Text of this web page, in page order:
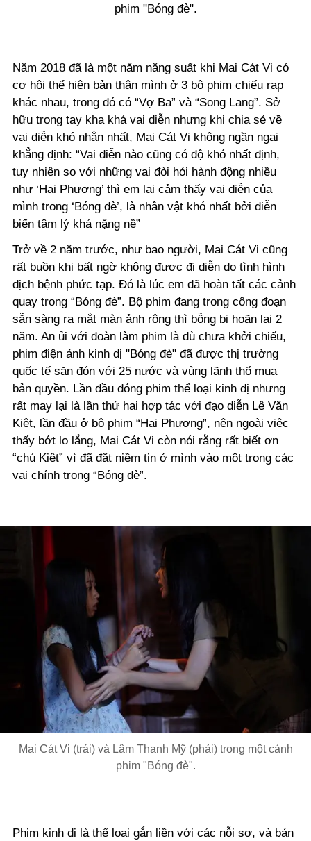
phim "Bóng đè".
Năm 2018 đã là một năm năng suất khi Mai Cát Vi có
cơ hội thể hiện bản thân mình ở 3 bộ phim chiếu rạp
khác nhau, trong đó có “Vợ Ba” và “Song Lang”. Sở
hữu trong tay kha khá vai diễn nhưng khi chia sẻ về
vai diễn khó nhằn nhất, Mai Cát Vi không ngần ngại
khẳng định: “Vai diễn nào cũng có độ khó nhất định,
tuy nhiên so với những vai đòi hỏi hành động nhiều
như ‘Hai Phượng’ thì em lại cảm thấy vai diễn của
mình trong ‘Bóng đè’, là nhân vật khó nhất bởi diễn
biến tâm lý khá nặng nề”
Trở về 2 năm trước, như bao người, Mai Cát Vi cũng
rất buồn khi bất ngờ không được đi diễn do tình hình
dịch bệnh phức tạp. Đó là lúc em đã hoàn tất các cảnh
quay trong “Bóng đè”. Bộ phim đang trong công đoạn
sẵn sàng ra mắt màn ảnh rộng thì bỗng bị hoãn lại 2
năm. An ủi với đoàn làm phim là dù chưa khởi chiếu,
phim điện ảnh kinh dị "Bóng đè" đã được thị trường
quốc tế săn đón với 25 nước và vùng lãnh thổ mua
bản quyền. Lần đầu đóng phim thể loại kinh dị nhưng
rất may lại là lần thứ hai hợp tác với đạo diễn Lê Văn
Kiệt, lần đầu ở bộ phim “Hai Phượng”, nên ngoài việc
thấy bớt lo lắng, Mai Cát Vi còn nói rằng rất biết ơn
“chú Kiệt” vì đã đặt niềm tin ở mình vào một trong các
vai chính trong “Bóng đè”.
Mai Cát Vi (trái) và Lâm Thanh Mỹ (phải) trong một cảnh
phim "Bóng đè".
Phim kinh dị là thể loại gắn liền với các nỗi sợ, và bản